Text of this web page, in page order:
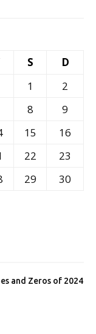
S
D
1
2
8
9
15
16
22
23
29
30
and Zeros of 2024